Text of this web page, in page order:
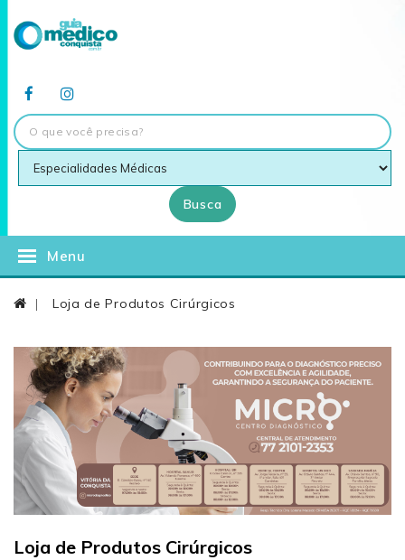
Busca
Menu
Loja de Produtos Cirúrgicos
Loja de Produtos Cirúrgicos